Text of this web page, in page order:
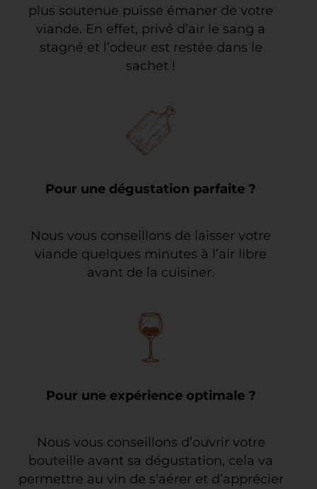
plus soutenue puisse émaner de votre
viande. En effet, privé d’air le sang a
stagné et l’odeur est restée dans le
sachet !
Pour une dégustation parfaite ?
Nous vous conseillons de laisser votre
viande quelques minutes à l’air libre
avant de la cuisiner.
Pour une expérience optimale ?
Nous vous conseillons d’ouvrir votre
bouteille avant sa dégustation, cela va
permettre au vin de s’aérer et d’apprécier